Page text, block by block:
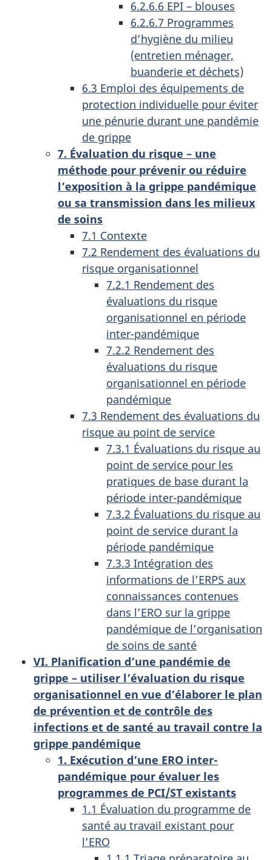
6.2.6.6 EPI – blouses
6.2.6.7 Programmes
d’hygiène du milieu
(entretien ménager,
buanderie et déchets)
6.3 Emploi des équipements de
protection individuelle pour éviter
une pénurie durant une pandémie
de grippe
7. Évaluation du risque – une
méthode pour prévenir ou réduire
l’exposition à la grippe pandémique
ou sa transmission dans les milieux
de soins
7.1 Contexte
7.2 Rendement des évaluations du
risque organisationnel
7.2.1 Rendement des
évaluations du risque
organisationnel en période
inter-pandémique
7.2.2 Rendement des
évaluations du risque
organisationnel en période
pandémique
7.3 Rendement des évaluations du
risque au point de service
7.3.1 Évaluations du risque au
point de service pour les
pratiques de base durant la
période inter-pandémique
7.3.2 Évaluations du risque au
point de service durant la
période pandémique
7.3.3 Intégration des
informations de l’ERPS aux
connaissances contenues
dans l’ERO sur la grippe
pandémique de l’organisation
de soins de santé
VI. Planification d’une pandémie de
grippe – utiliser l’évaluation du risque
organisationnel en vue d’élaborer le plan
de prévention et de contrôle des
infections et de santé au travail contre la
grippe pandémique
1. Exécution d’une ERO inter-
pandémique pour évaluer les
programmes de PCI/ST existants
1.1 Évaluation du programme de
santé au travail existant pour
l’ERO